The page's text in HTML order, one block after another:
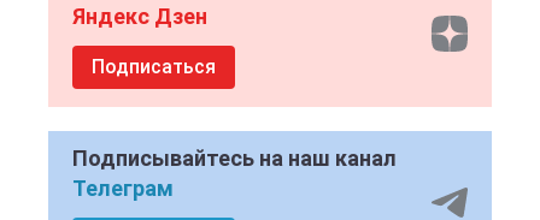
Яндекс Дзен
Подписаться
Подписывайтесь на наш канал
Телеграм